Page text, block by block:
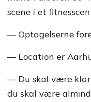
scene i et
— Optagelserne
— Location er
— Du skal være
du skal være